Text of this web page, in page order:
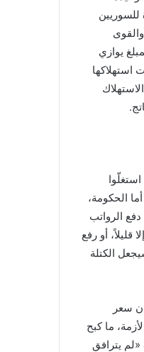
للسوريين
والقوى
دولار. هذا المبلغ يوازي
استهلاكها
الحكومة،
الرواتب
قليلاً، أو رفع
الكتلة
سعر
الأزمة، ما كبح
«لم يترافق